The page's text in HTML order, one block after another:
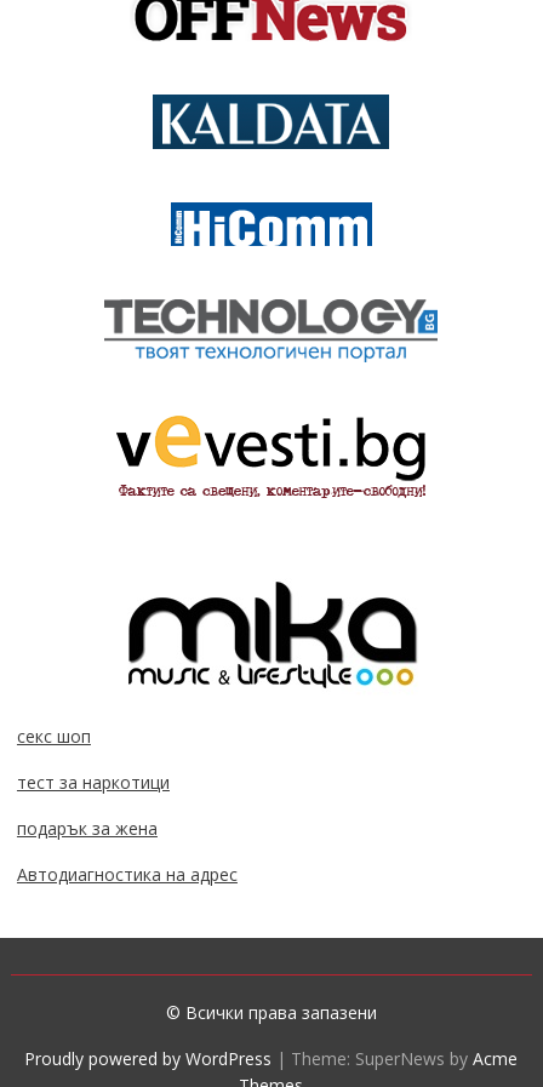
секс шоп
тест за наркотици
подарък за жена
Автодиагностика на адрес
© Всички права запазени
Proudly powered by WordPress | Theme: SuperNews byAcme